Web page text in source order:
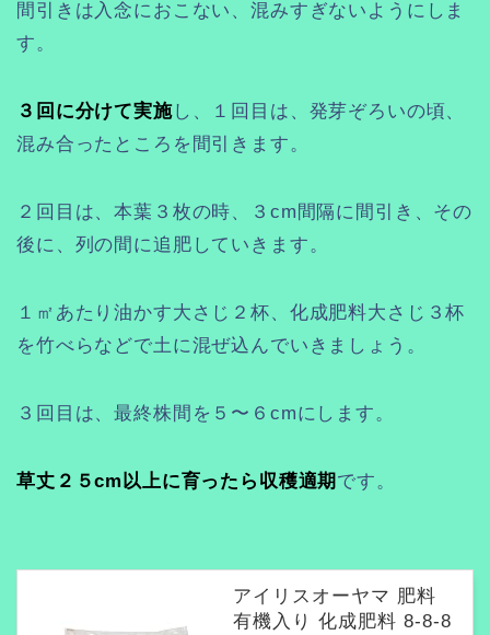
間引きは入念におこない、混みすぎないようにしま
す。
３回に分けて実施し、１回目は、発芽ぞろいの頃、
混み合ったところを間引きます。
２回目は、本葉３枚の時、３cm間隔に間引き、その
後に、列の間に追肥していきます。
１㎡あたり油かす大さじ２杯、化成肥料大さじ３杯
を竹べらなどで土に混ぜ込んでいきましょう。
３回目は、最終株間を５〜６cmにします。
草丈２５cm以上に育ったら収穫適期 です。
アイリスオーヤマ 肥料
有機入り 化成肥料 8-8-8